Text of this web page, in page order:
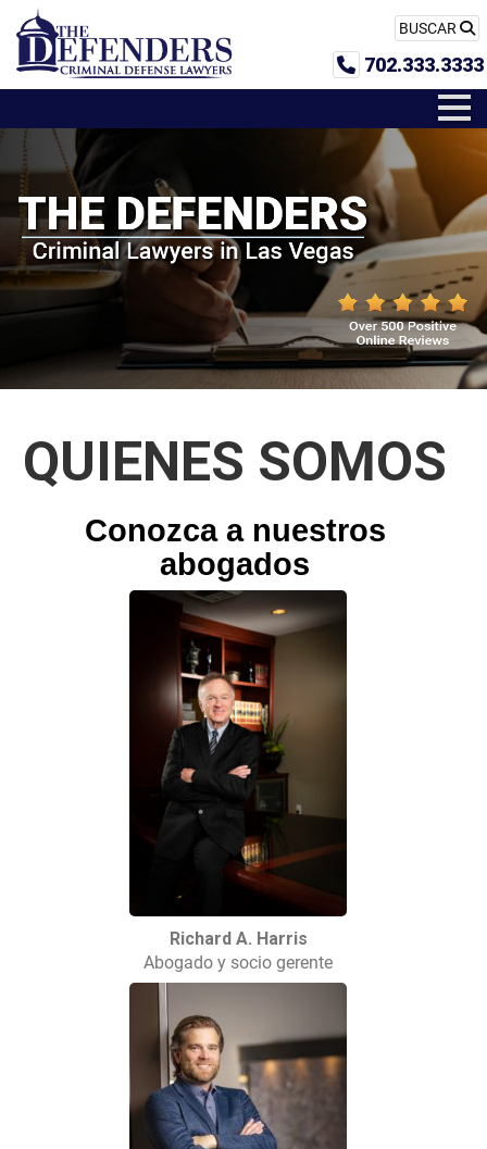
BUSCAR
702.333.3333
QUIENES SOMOS
Conozca a nuestros
abogados
Richard A. Harris
Abogado y socio gerente